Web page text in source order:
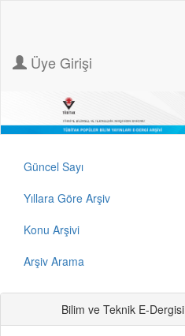
Üye Girişi
Güncel Sayı
Yıllara Göre Arşiv
Konu Arşivi
Arşiv Arama
Bilim ve Teknik E-Dergisi